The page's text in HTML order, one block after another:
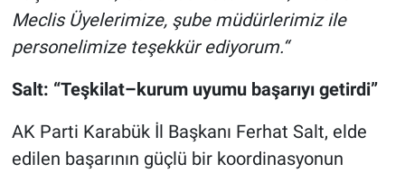
Meclis Üyelerimize, şube müdürlerimiz ile
personelimize teşekkür ediyorum.“
Salt: “Teşkilat–kurum uyumu başarıyı getirdi”
AK Parti Karabük İl Başkanı Ferhat Salt, elde
edilen başarının güçlü bir koordinasyonun